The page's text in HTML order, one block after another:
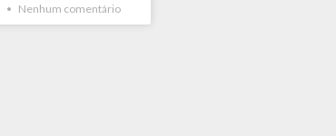
Nenhum comentário